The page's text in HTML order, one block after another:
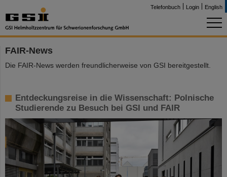
Telefonbuch Login English
FAIR-News
Die FAIR-News werden freundlicherweise von GSI bereitgestellt.
Entdeckungsreise in die Wissenschaft: Polnische
Studierende zu Besuch bei GSI und FAIR